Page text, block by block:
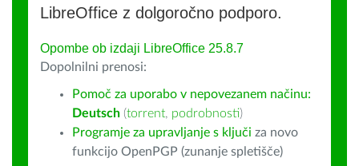
LibreOffice z dolgoročno podporo.
Opombe ob izdaji LibreOffice 25.8.7
Dopolnilni prenosi:
Pomoč za uporabo v nepovezanem načinu:
Deutsch (torrent, podrobnosti)
Programje za upravljanje s ključi za novo
funkcijo OpenPGP (zunanje spletišče)